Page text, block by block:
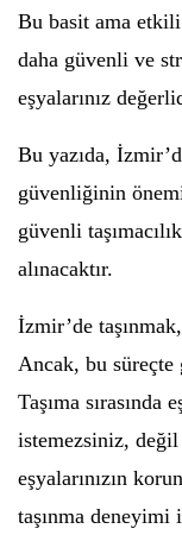
Bu basit ama etkili
daha güvenli ve
eşyalarınız
Bu yazıda,
güvenliğinin
güvenli
alınacaktır.
İzmir’de
Ancak, bu süreçte
Taşıma sırasında
istemezsiniz,
eşyalarınızın
taşınma